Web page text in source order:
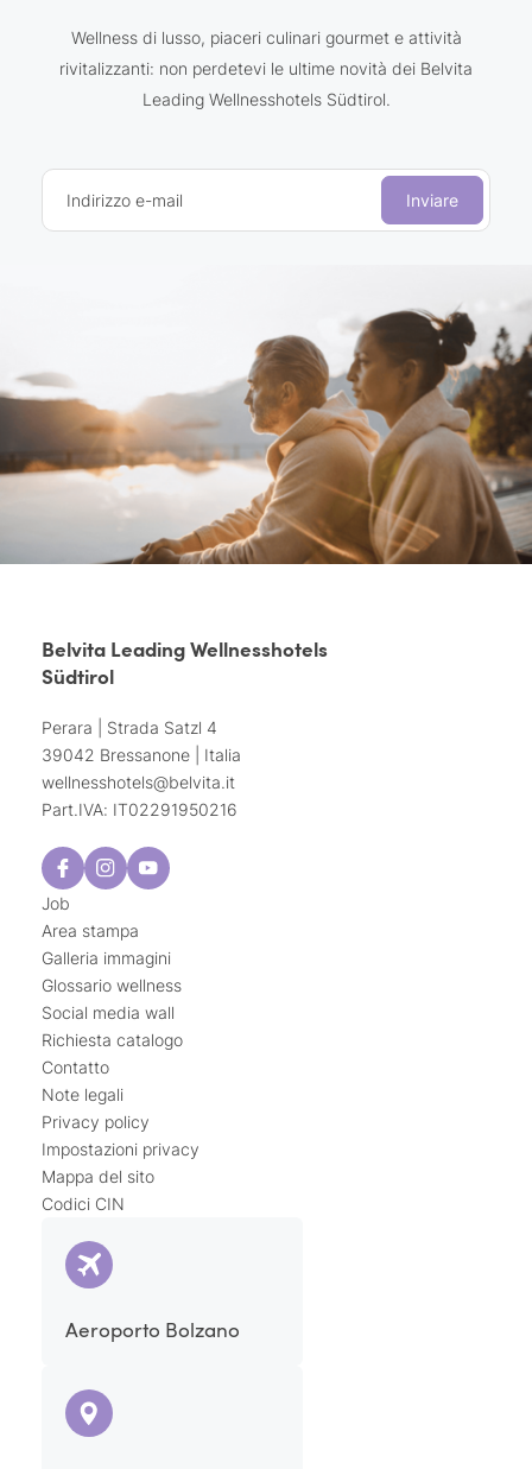
Wellness di lusso, piaceri culinari gourmet e attività
rivitalizzanti: non perdetevi le ultime novità dei Belvita
Leading Wellnesshotels Südtirol.
Indirizzo e-mail Inviare
Belvita Leading Wellnesshotels
Südtirol
Perara | Strada Satzl 4
39042 Bressanone | Italia
wellnesshotels@belvita.it
Part.IVA: IT02291950216
Job
Area stampa
Galleria immagini
Glossario wellness
Social media wall
Richiesta catalogo
Contatto
Note legali
Privacy policy
Impostazioni privacy
Mappa del sito
Codici CIN
Aeroporto Bolzano